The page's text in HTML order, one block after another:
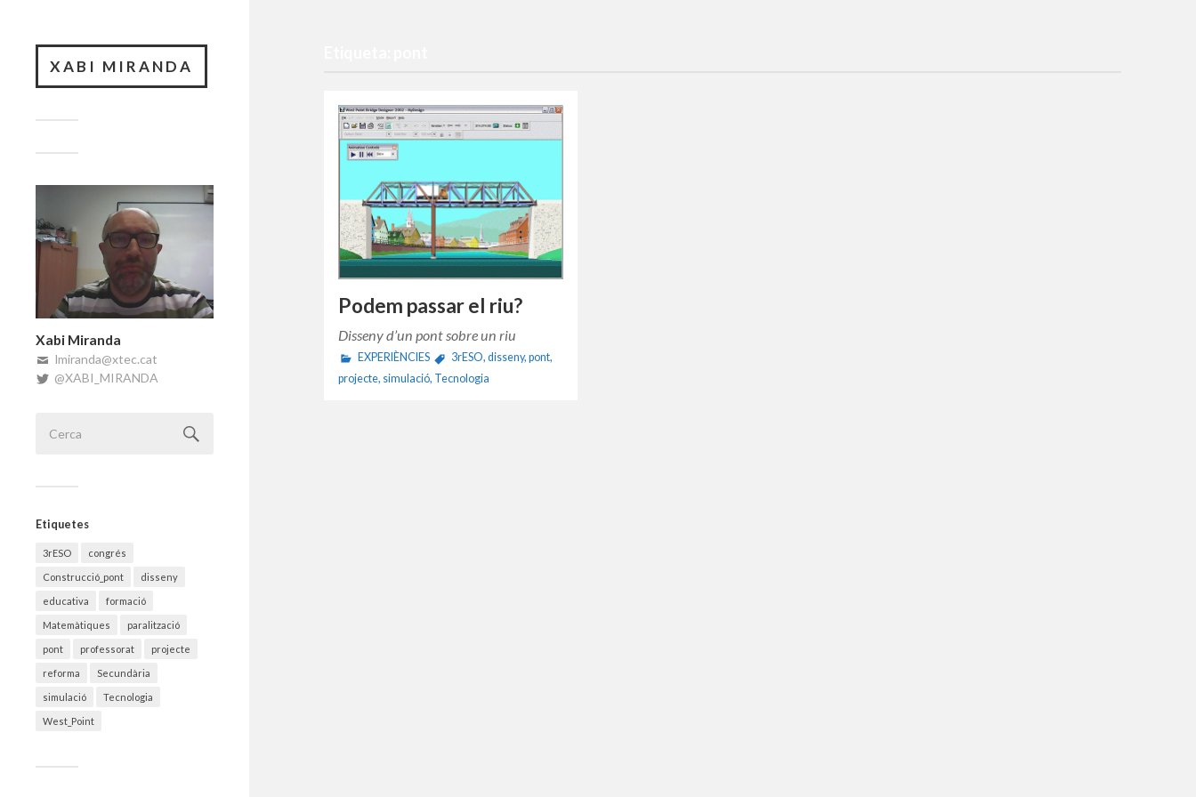
XABI MIRANDA
Xabi Miranda
lmiranda@xtec.cat
@XABI_MIRANDA
Etiquetes
3rESO congrés
Construcció_pont disseny
educativa formació
Matemàtiques paralització
pont professorat projecte
reforma Secundària
simulació Tecnologia
West_Point
Podem passar el riu?
Disseny d’un pont sobre un riu
EXPERIÈNCIES 3rESO, disseny, pont,
projecte, simulació, Tecnologia